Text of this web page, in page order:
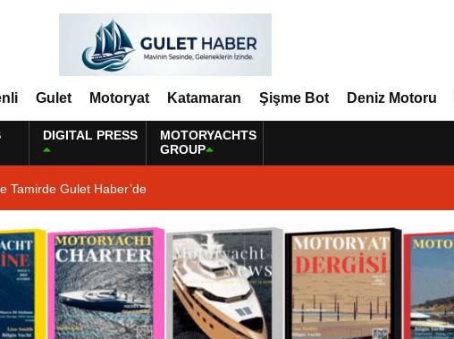
Gulet Motoryat Katamaran Şişme Bot Deniz Motoru
DIGITAL PRESS
MOTORYACHTS
GROUP
Tamirde Gulet Haber’de